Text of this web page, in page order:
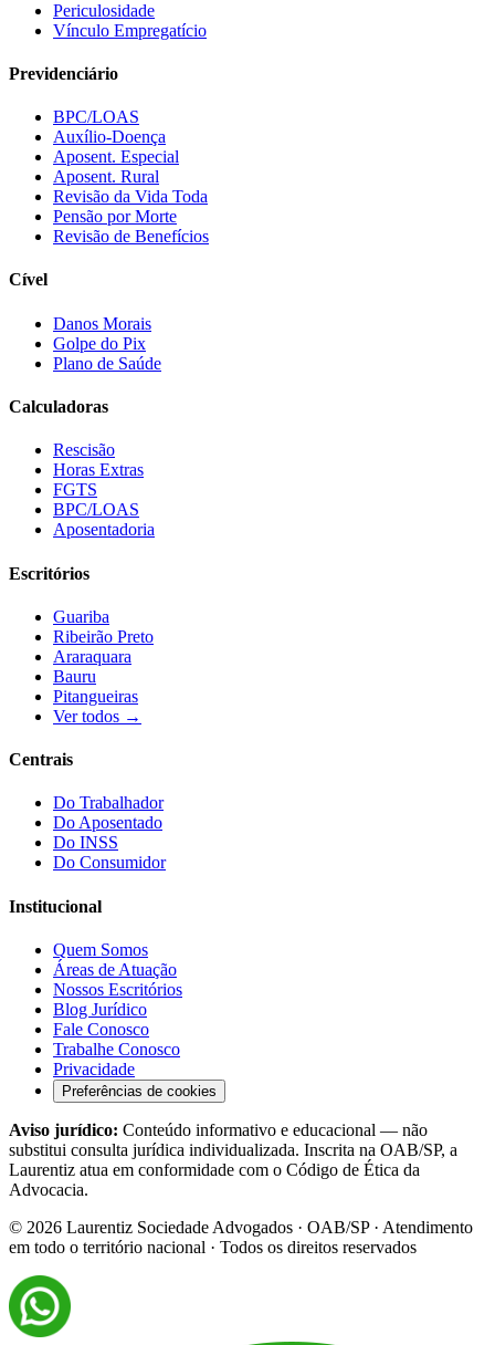
Periculosidade
Vínculo Empregatício
Previdenciário
BPC/LOAS
Auxílio-Doença
Aposent. Especial
Aposent. Rural
Revisão da Vida Toda
Pensão por Morte
Revisão de Benefícios
Cível
Danos Morais
Golpe do Pix
Plano de Saúde
Calculadoras
Rescisão
Horas Extras
FGTS
BPC/LOAS
Aposentadoria
Escritórios
Guariba
Ribeirão Preto
Araraquara
Bauru
Pitangueiras
Ver todos →
Centrais
Do Trabalhador
Do Aposentado
Do INSS
Do Consumidor
Institucional
Quem Somos
Áreas de Atuação
Nossos Escritórios
Blog Jurídico
Fale Conosco
Trabalhe Conosco
Privacidade
Preferências de cookies
Aviso jurídico: Conteúdo informativo e educacional — não
substitui consulta jurídica individualizada. Inscrita na OAB/SP, a
Laurentiz atua em conformidade com o Código de Ética da
Advocacia.
© 2026 Laurentiz Sociedade Advogados · OAB/SP · Atendimento
em todo o território nacional · Todos os direitos reservados